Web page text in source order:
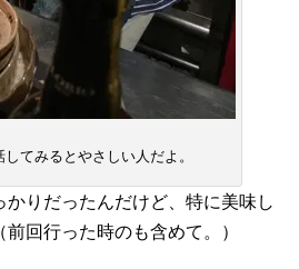
てみるとやさしい人だよ。
りだったんだけど、特に美味し
回行った時のも含めて。）